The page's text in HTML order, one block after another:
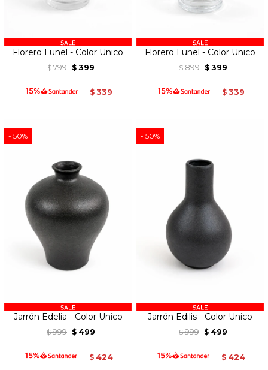
Florero Lunel - Color Unico
$ 799 $ 399
$ 339
Florero Lunel - Color Unico
$ 899 $ 399
$ 339
50
Jarrón Edelia - Color Unico
$ 999 $ 499
$ 424
50
Jarrón Edilis - Color Unico
$ 999 $ 499
$ 424